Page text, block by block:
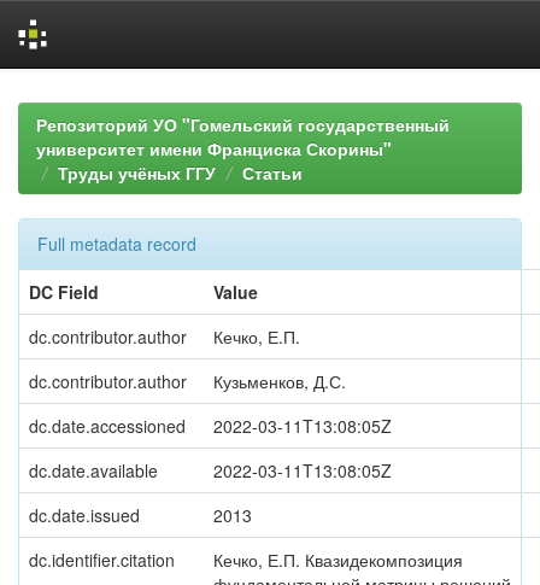
navigationРепозиторий УО "Гомельский государственный
университет имени Франциска Скорины"
Труды учёных ГГУ
Статьи
Full metadata record
DC Field
Value
dc.contributor.author
Кечко, Е.П.
dc.contributor.author
Кузьменков, Д.С.
dc.date.accessioned
2022-03-11T13:08:05Z
dc.date.available
2022-03-11T13:08:05Z
dc.date.issued
2013
dc.identifier.citation
Кечко, Е.П. Квазидекомпозиция